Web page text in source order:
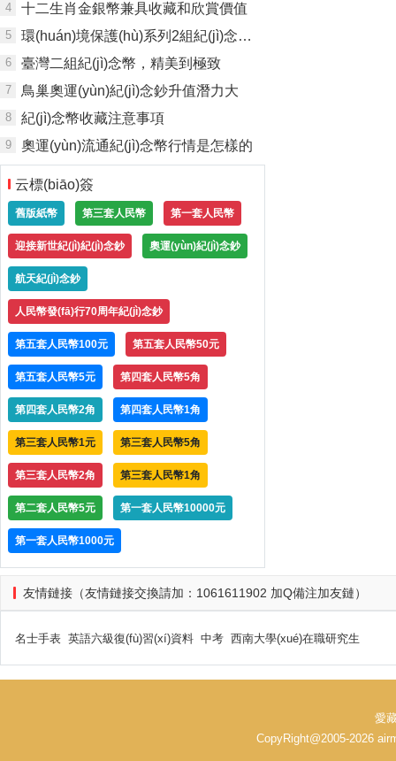
4 十二生肖金銀幣兼具收藏和欣賞價值
5 環(huán)境保護(hù)系列2組紀(jì)念幣現(xiàn)實(shí)意義重大
6 臺灣二組紀(jì)念幣，精美到極致
7 鳥巢奧運(yùn)紀(jì)念鈔升值潛力大
8 紀(jì)念幣收藏注意事項
9 奧運(yùn)流通紀(jì)念幣行情是怎樣的
云標(biāo)簽
舊版紙幣 第三套人民幣 第一套人民幣
迎接新世紀(jì)紀(jì)念鈔 奧運(yùn)紀(jì)念鈔
航天紀(jì)念鈔
人民幣發(fā)行70周年紀(jì)念鈔
第五套人民幣100元 第五套人民幣50元
第五套人民幣5元 第四套人民幣5角
第四套人民幣2角 第四套人民幣1角
第三套人民幣1元 第三套人民幣5角
第三套人民幣2角 第三套人民幣1角
第二套人民幣5元 第一套人民幣10000元
第一套人民幣1000元
友情鏈接（友情鏈接交換請加：1061611902 加Q備注加友鏈）
名士手表 英語六級復(fù)習(xí)資料 中考 西南大學(xué)在職研究生
愛
CopyRight@2005-2026